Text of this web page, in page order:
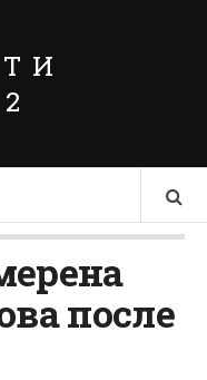
после